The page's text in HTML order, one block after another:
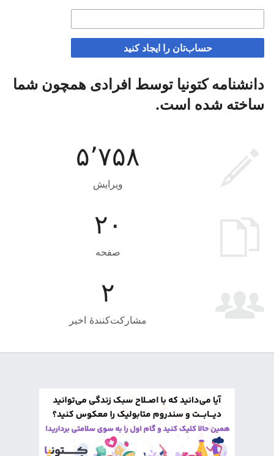
حساب‌تان را ایجاد کنید
دانشنامه کتونیا توسط افرادی همچون شما
ساخته شده است.
۵٬۷۵۸
ویرایش
۲۰
صفحه
۲
مشارکت‌کنندهٔ اخیر